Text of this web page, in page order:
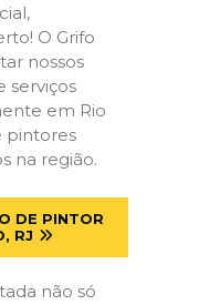
O Grifo
nossos
serviços
em Rio
pintores
na região.
DE PINTOR
RJ
não só